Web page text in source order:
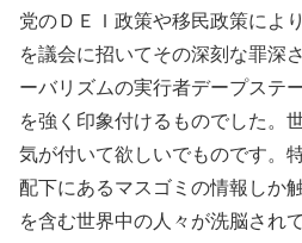
党のＤＥＩ政策や移民政策によ
を議会に招いてその深刻な罪深
ーバリズムの実行者デープステ
を強く印象付けるものでした。
気が付いて欲しいでものです。
配下にあるマスゴミの情報しか
を含む世界中の人々が洗脳され